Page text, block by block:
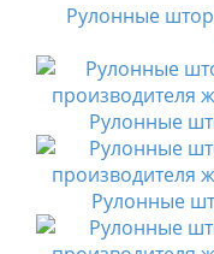
Рулонные
Рулонные
Рулонные